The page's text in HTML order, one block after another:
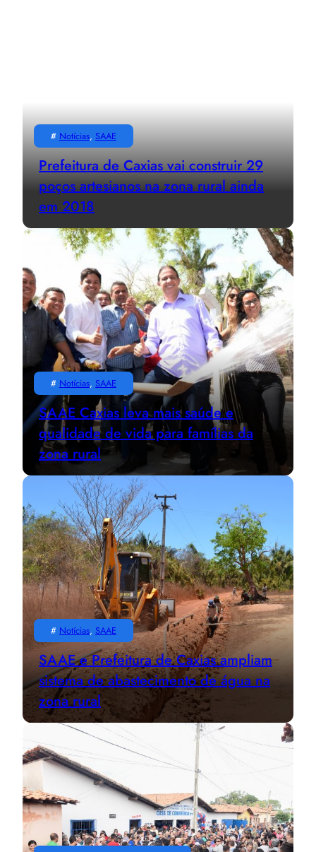
# Notícias, SAAE
Prefeitura de Caxias vai construir 29
poços artesianos na zona rural ainda
em 2018
# Notícias, SAAE
SAAE Caxias leva mais saúde e
qualidade de vida para famílias da
zona rural
# Notícias, SAAE
SAAE e Prefeitura de Caxias ampliam
sistema de abastecimento de água na
zona rural